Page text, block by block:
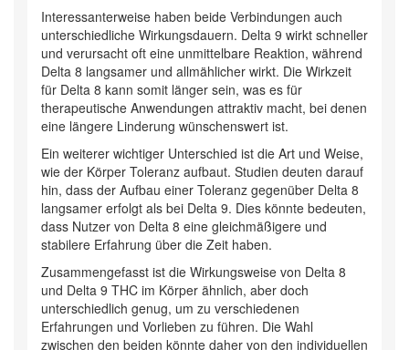
Interessanterweise haben beide Verbindungen auch
unterschiedliche Wirkungsdauern. Delta 9 wirkt schneller
und verursacht oft eine unmittelbare Reaktion, während
Delta 8 langsamer und allmählicher wirkt. Die Wirkzeit
für Delta 8 kann somit länger sein, was es für
therapeutische Anwendungen attraktiv macht, bei denen
eine längere Linderung wünschenswert ist.
Ein weiterer wichtiger Unterschied ist die Art und Weise,
wie der Körper Toleranz aufbaut. Studien deuten darauf
hin, dass der Aufbau einer Toleranz gegenüber Delta 8
langsamer erfolgt als bei Delta 9. Dies könnte bedeuten,
dass Nutzer von Delta 8 eine gleichmäßigere und
stabilere Erfahrung über die Zeit haben.
Zusammengefasst ist die Wirkungsweise von Delta 8
und Delta 9 THC im Körper ähnlich, aber doch
unterschiedlich genug, um zu verschiedenen
Erfahrungen und Vorlieben zu führen. Die Wahl
zwischen den beiden könnte daher von den individuellen